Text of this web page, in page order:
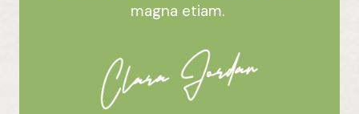
magna etiam.